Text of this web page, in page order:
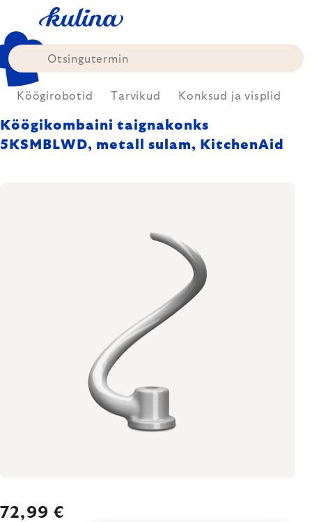
content
Köögirobotid Tarvikud Konksud ja visplid
Köögikombaini taignakonks
5KSMBLWD, metall sulam, KitchenAid
72,99 €